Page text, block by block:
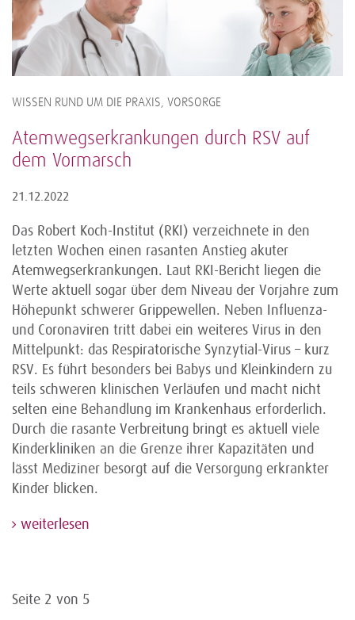
WISSEN RUND UM DIE PRAXIS, VORSORGE
Atemwegserkrankungen durch RSV auf
dem Vormarsch
21.12.2022
Das Robert Koch-Institut (RKI) verzeichnete in den
letzten Wochen einen rasanten Anstieg akuter
Atemwegserkrankungen. Laut RKI-Bericht liegen die
Werte aktuell sogar über dem Niveau der Vorjahre zum
Höhepunkt schwerer Grippewellen. Neben Influenza-
und Coronaviren tritt dabei ein weiteres Virus in den
Mittelpunkt: das Respiratorische Synzytial-Virus – kurz
RSV. Es führt besonders bei Babys und Kleinkindern zu
teils schweren klinischen Verläufen und macht nicht
selten eine Behandlung im Krankenhaus erforderlich.
Durch die rasante Verbreitung bringt es aktuell viele
Kinderkliniken an die Grenze ihrer Kapazitäten und
lässt Mediziner besorgt auf die Versorgung erkrankter
Kinder blicken.
weiterlesen
Seite 2 von 5